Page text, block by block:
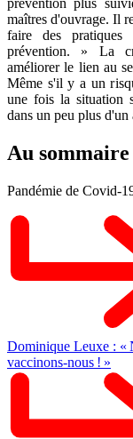
prévention plus
maîtres d'ouvrage. Il
faire des pratiques
prévention. » La
améliorer le lien au
Même s'il y a un
une fois la situation
dans un peu plus
Au sommaire
Pandémie de Covid-
Dominique Leuxe : «
vaccinons-nous ! »